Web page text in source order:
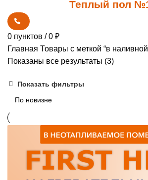
Теплый пол
0 пунктов / 0 ₽
Главная Товары с меткой “в
Показаны все результаты (3)
Показать фильтры